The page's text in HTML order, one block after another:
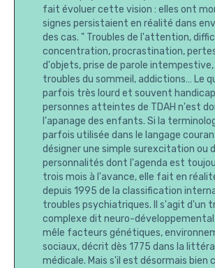
fait évoluer cette vision : elles ont
signes persistaient en réalité dans
des cas. " Troubles de l'attention,
concentration, procrastination,
d'objets, prise de parole
troubles du sommeil, addictions… Le
parfois très lourd et souvent
personnes atteintes de TDAH n'est
l'apanage des enfants. Si la
parfois utilisée dans le langage
désigner une simple surexcitation ou
personnalités dont l'agenda est
trois mois à l'avance, elle fait en
depuis 1995 de la classification
troubles psychiatriques. Il s'agit d'un
complexe dit neuro-développemental
mêle facteurs génétiques,
sociaux, décrit dès 1775 dans la
médicale. Mais s'il est désormais bien